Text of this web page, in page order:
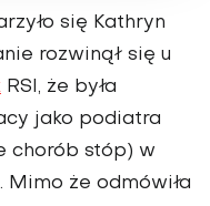
się Kathryn
rozwinął się u
RSI, że była
jako podiatra
chorób stóp) w
Mimo że odmówiła